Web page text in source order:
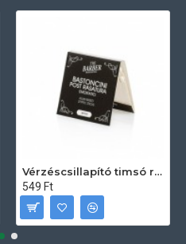
Vérzéscsillapító timsó rúd 20db
549 Ft